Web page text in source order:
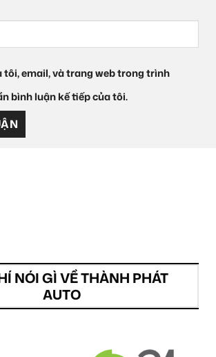
tôi, email, và trang web trong trình
bình luận kế tiếp của tôi.
NÓI GÌ VỀ THÀNH PHÁT
AUTO